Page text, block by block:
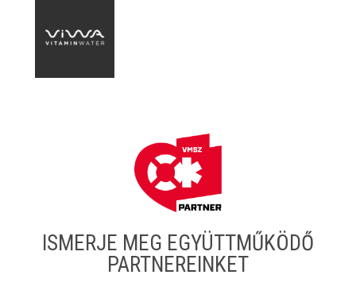
ISMERJE MEG EGYÜTTMŰKÖDŐ
PARTNEREINKET